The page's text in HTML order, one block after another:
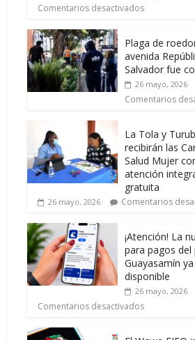
Comentarios desactivados
Plaga de
avenida
Salvador fue
26 mayo, 2026
Comentarios
La Tola y
recibirán las
Salud Mujer
atención
gratuita
26 mayo, 2026 Comentarios
¡Atención! La
para pagos del
Guayasamín
disponible
26 mayo, 2026
Comentarios desactivados